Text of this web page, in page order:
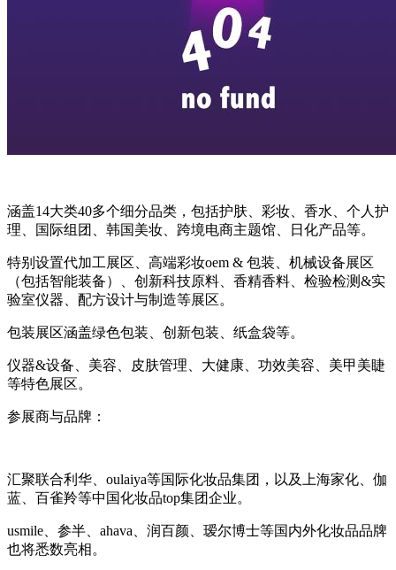
涵盖14大类40多个细分品类，包括护肤、彩妆、香水、个人护
理、国际组团、韩国美妆、跨境电商主题馆、日化产品等。
特别设置代加工展区、高端彩妆oem & 包装、机械设备展区
（包括智能装备）、创新科技原料、香精香料、检验检测&实
验室仪器、配方设计与制造等展区。
包装展区涵盖绿色包装、创新包装、纸盒袋等。
仪器&设备、美容、皮肤管理、大健康、功效美容、美甲美睫
等特色展区。
参展商与品牌：
汇聚联合利华、oulaiya等国际化妆品集团，以及上海家化、伽
蓝、百雀羚等中国化妆品top集团企业。
usmile、参半、ahava、润百颜、瑷尔博士等国内外化妆品品牌
也将悉数亮相。